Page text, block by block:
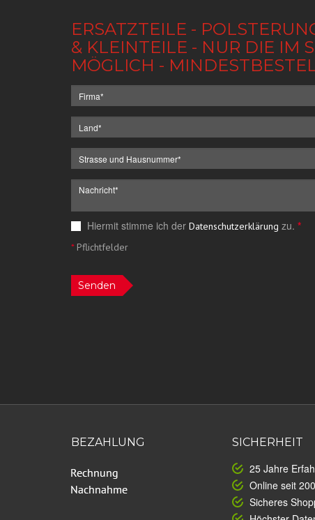
ERSATZTEILE -
& KLEINTEILE - NUR DIE IM
MÖGLICH -
Hiermit stimme ich der Datenschutzerklärung zu. *
*Pflichtfelder
Senden
BEZAHLUNG SICHERHEIT
25 Jahre
Online seit
Sicheres